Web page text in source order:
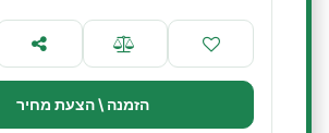
הזמנה \ הצעת מחיר